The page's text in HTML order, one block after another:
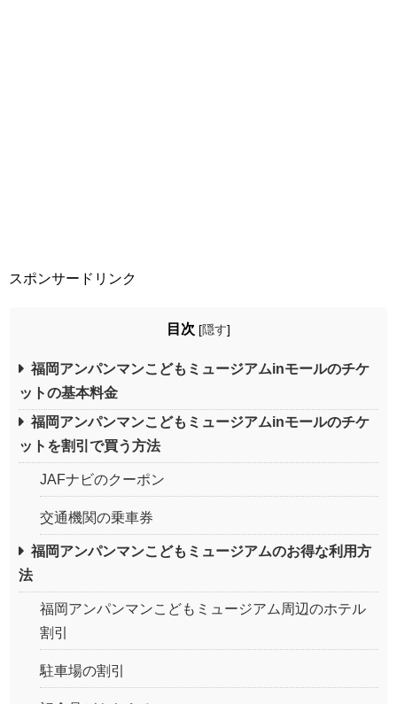
スポンサードリンク
目次 [隠す]
福岡アンパンマンこどもミュージアムinモールのチケ
ットの基本料金
福岡アンパンマンこどもミュージアムinモールのチケ
ットを割引で買う方法
JAFナビのクーポン
交通機関の乗車券
福岡アンパンマンこどもミュージアムのお得な利用方
法
福岡アンパンマンこどもミュージアム周辺のホテル
割引
駐車場の割引